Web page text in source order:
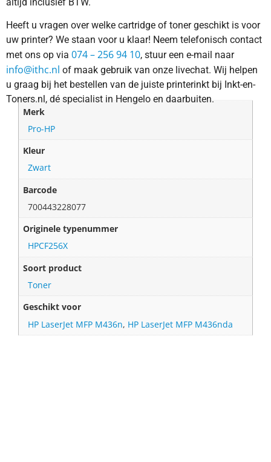
Heeft u vragen over welke cartridge of toner geschikt is voor
uw printer? We staan voor u klaar! Neem telefonisch contact
met ons op via 074 – 256 94 10, stuur een e-mail naar
info@ithc.nl of maak gebruik van onze livechat. Wij helpen
u graag bij het bestellen van de juiste printerinkt bij Inkt-en-
Toners.nl, dé specialist in Hengelo en daarbuiten.
Merk
Pro-HP
Kleur
Zwart
Barcode
700443228077
Originele typenummer
HPCF256X
Soort product
Toner
Geschikt voor
HP LaserJet MFP M436n, HP LaserJet MFP M436nda